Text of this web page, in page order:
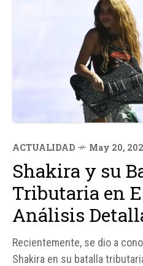
ACTUALIDAD May 20,
Shakira y su
Tributaria en
Análisis
Recientemente, se dio a
Shakira en su batalla